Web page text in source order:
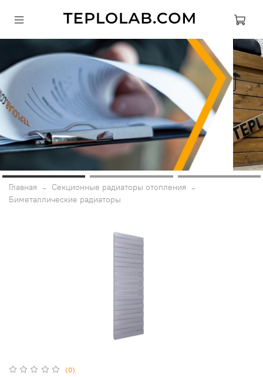
Главная
Секционные радиаторы отопления
Биметаллические радиаторы
(0)